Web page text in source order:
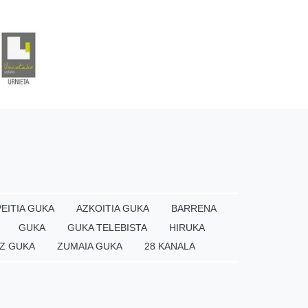
GUKA AZKOITIA GUKA
BARRENA
GUKA GUKA TELEBISTA
HIRUKA
GUKA ZUMAIA GUKA 28 KANALA